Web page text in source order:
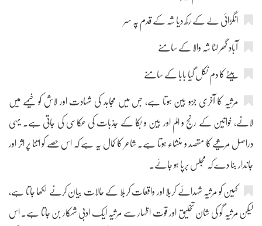
انگڑائی لے کے رکھ دیا شہ کے قدم پہ سر
آباد گھر لٹا شہ والا کے سامنے
بیٹے کا دم نکل گیا بابا کے سامنے
مرثیہ کا آخری جزو بین ہوتا ہے، جس میں مجاہد کی شہادت اور لاش کو خیمے میں
لانے، خواتین کے رنج و الم اور بین و بکا کے جذبات کی عکاسی کی جاتی ہے۔ یہی
دراصل مرثیے کا مقصد و منشاء ہوتا ہے۔ شاعر کا کمال یہ ہے کہ اس حصے کو اتنا پر اثر اور
جاندار بنا دے کہ مجلس برپا ہو جائے۔
کہین کو مرثیہ شہدائے کربلا اور واقعات کربلا کے حالات بیان کرنے لکھا جاتا ہے،
لیکن مرثیہ گو کی شان تخلیق اور قوت اظہار سے مرثیہ ایک ادبی شہکار بن جاتا ہے۔ اس